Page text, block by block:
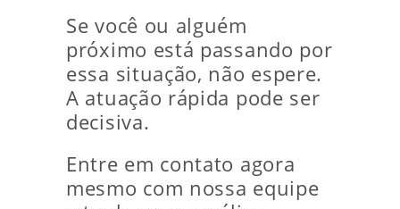
Se você ou alguém
próximo está passando por
essa situação, não espere.
A atuação rápida pode ser
decisiva.
Entre em contato agora
mesmo com nossa equipe